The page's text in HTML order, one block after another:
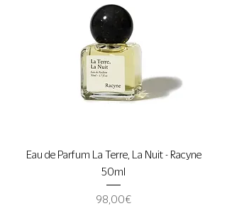
Eau de Parfum La Terre, La Nuit - Racyne
50ml
Prix
98,00 €